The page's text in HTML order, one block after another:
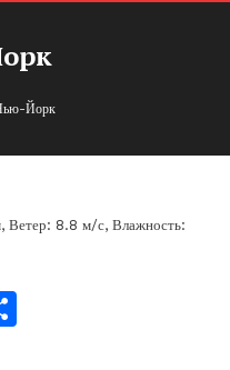
Йорк
Ветер: 8.8 м/с, Влажность: